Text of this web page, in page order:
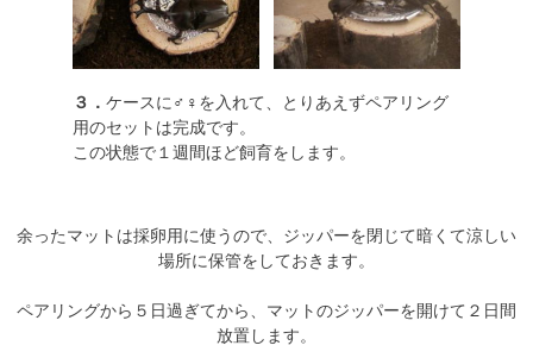
３． ケースに♂♀を入れて、とりあえずペアリング
用のセットは完成です。
この状態で１週間ほど飼育をします。
余ったマットは採卵用に使うので、ジッパーを閉じて暗くて涼しい
場所に保管をしておきます。
ペアリングから５日過ぎてから、マットのジッパーを開けて２日間
放置します。